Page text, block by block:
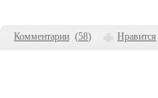
Комментарии (58) Нравится